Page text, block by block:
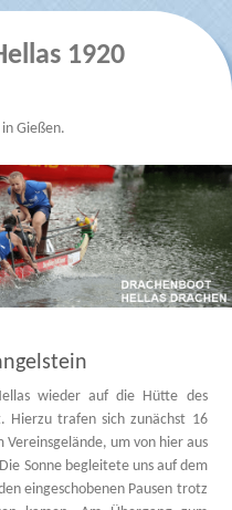
1920
Gießen.
wieder auf die Hütte des
Hierzu trafen sich zunächst 16
um von hier aus
Sonne begleitete uns auf dem
eingeschobenen Pausen trotz